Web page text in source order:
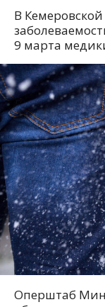
В
9 марта
Оперштаб